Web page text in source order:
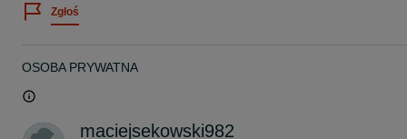
Zgłoś
OSOBA PRYWATNA
maciejsekowski982